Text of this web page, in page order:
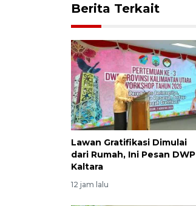
Berita Terkait
Lawan Gratifikasi Dimulai
dari Rumah, Ini Pesan DWP
Kaltara
12 jam lalu